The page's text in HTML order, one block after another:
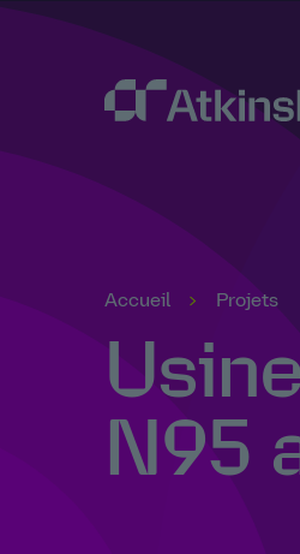
Accueil Projets
N95